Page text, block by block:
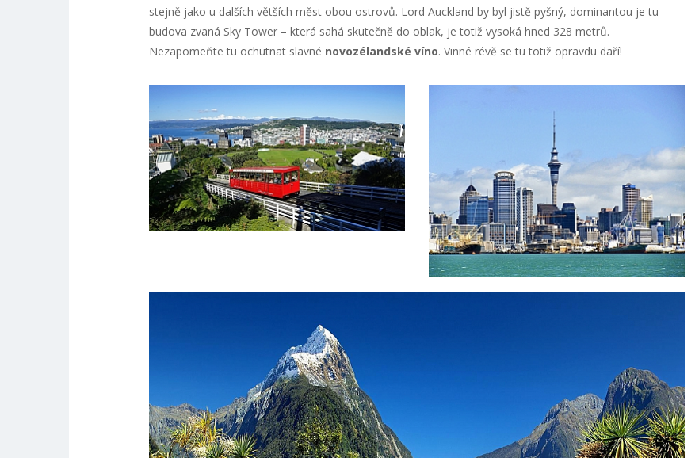
stejně jako u dalších větších měst obou ostrovů. Lord Auckland by byl jistě pyšný, dominantou je tu
budova zvaná Sky Tower – která sahá skutečně do oblak, je totiž vysoká hned 328 metrů.
Nezapomeňte tu ochutnat slavné novozélandské víno. Vinné révě se tu totiž opravdu daří!